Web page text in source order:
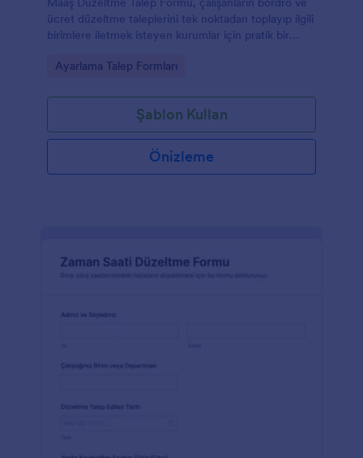
ücret düzeltme taleplerini tek noktadan toplayıp ilgili
birimlere iletmek isteyen kurumlar için pratik bir
Go to Category:
Ayarlama Talep Formları
Şablon Kullan
Önizleme